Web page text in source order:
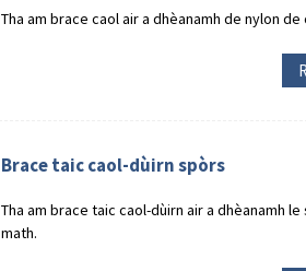
Tha am brace caol air a dhèanamh de nylon
Brace taic caol-dùirn spòrs
Tha am brace taic caol-dùirn air a dhèanamh
math.